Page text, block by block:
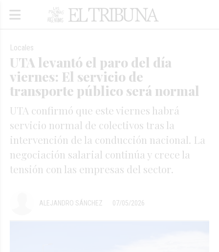
UTA levantó el paro del día
viernes: El servicio de
transporte público será normal
UTA confirmó que este viernes habrá
servicio normal de colectivos tras la
intervención de la conducción nacional. La
negociación salarial continúa y crece la
tensión con las empresas del sector.
Locales
07/05/2026
ALEJANDRO SÁNCHEZ